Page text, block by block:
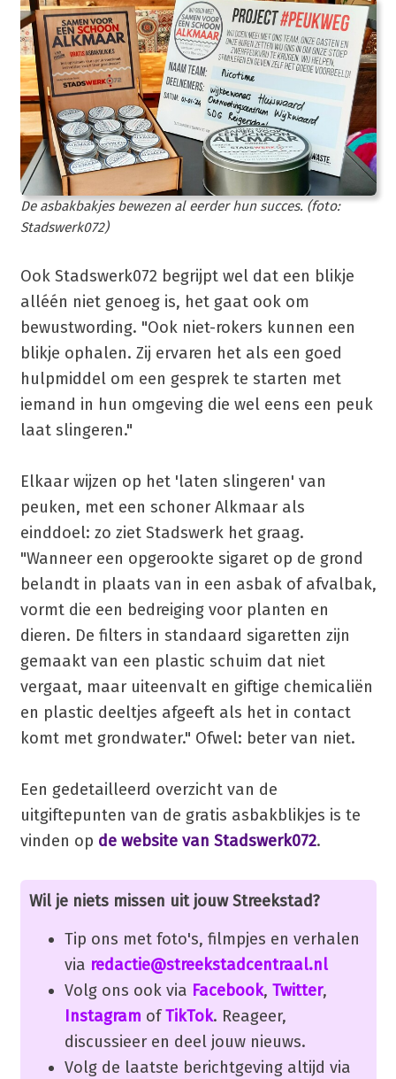
De asbakbakjes bewezen al eerder hun succes. (foto:
Stadswerk072)
Ook Stadswerk072 begrijpt wel dat een blikje
alléén niet genoeg is, het gaat ook om
bewustwording. "Ook niet-rokers kunnen een
blikje ophalen. Zij ervaren het als een goed
hulpmiddel om een gesprek te starten met
iemand in hun omgeving die wel eens een peuk
laat slingeren."
Elkaar wijzen op het 'laten slingeren' van
peuken, met een schoner Alkmaar als
einddoel: zo ziet Stadswerk het graag.
"Wanneer een opgerookte sigaret op de grond
belandt in plaats van in een asbak of afvalbak,
vormt die een bedreiging voor planten en
dieren. De filters in standaard sigaretten zijn
gemaakt van een plastic schuim dat niet
vergaat, maar uiteenvalt en giftige chemicaliën
en plastic deeltjes afgeeft als het in contact
komt met grondwater." Ofwel: beter van niet.
Een gedetailleerd overzicht van de
uitgiftepunten van de gratis asbakblikjes is te
vinden op de website van Stadswerk072.
Wil je niets missen uit jouw Streekstad?
Tip ons met foto's, filmpjes en verhalen
via redactie@streekstadcentraal.nl
Volg ons ook via Facebook, Twitter,
Instagram ofTikTok. Reageer,
discussieer en deel jouw nieuws.
Volg de laatste berichtgeving altijd via